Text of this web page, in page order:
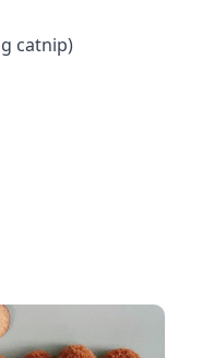
catnip)